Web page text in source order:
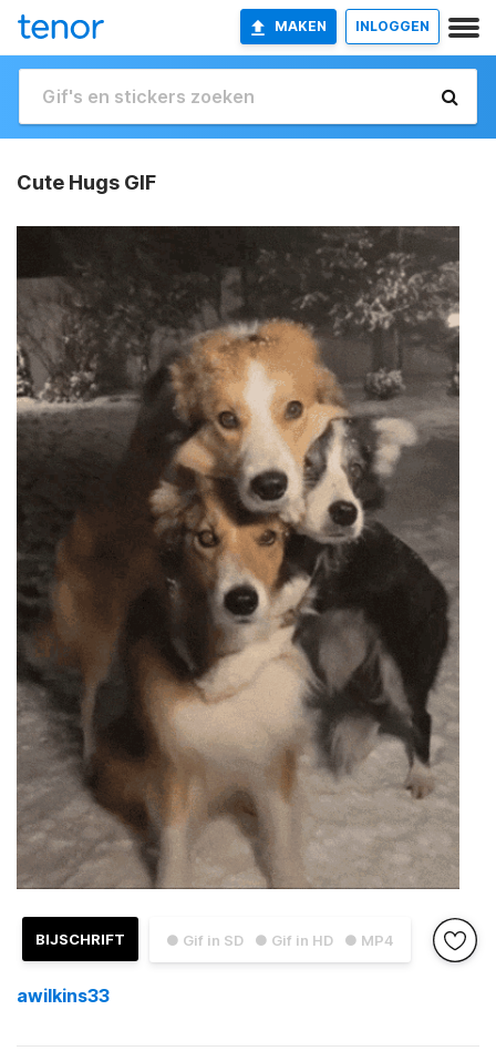
MAKEN INLOGGEN
Cute Hugs GIF
● Gif in SD ● Gif in HD ● MP4
BIJSCHRIFT
awilkins33